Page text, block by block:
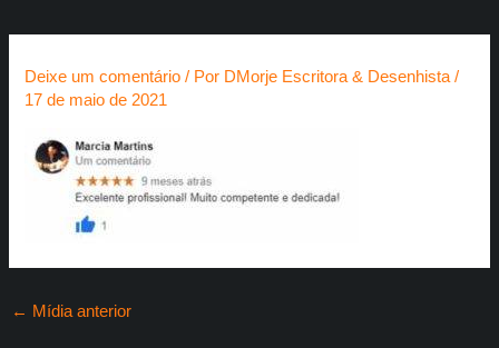
Deixe um comentário / Por DMorje Escritora & Desenhista/
17 de maio de 2021
← Mídia anterior